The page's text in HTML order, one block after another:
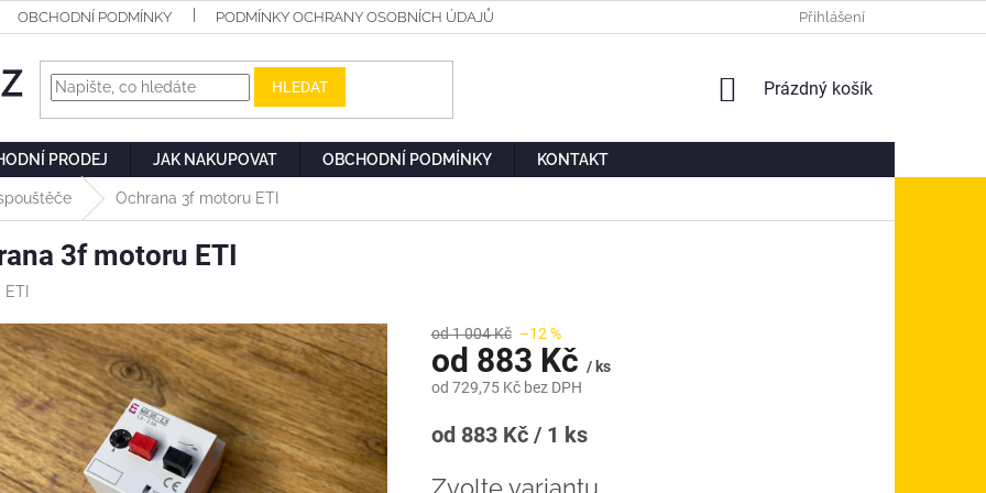
OBCHODNÍ PODMÍNKY PODMÍNKY OCHRANY OSOBNÍCH ÚDAJŮ Přihlášení
HLEDAT
NÁKUPNÍ
Prázdný košík
PRODEJ JAK NAKUPOVAT OBCHODNÍ PODMÍNKY KONTAKT
Ochrana 3f motoru ETI
3f motoru ETI
ETI
od 1 004 Kč –12 %
od 883 Kč / ks
od 729,75 Kčbez DPH
Měrná
od 883 Kč / 1 ks